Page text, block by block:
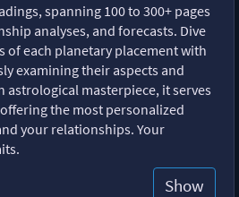
spanning 100 to 300+ pages
analyses, and forecasts. Dive
of each planetary placement with
examining their aspects and
astrological masterpiece, it serves
the most personalized
your relationships. Your
Show